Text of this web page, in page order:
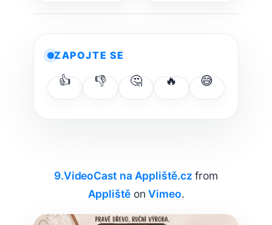
ZAPOJTE SE
👍 👎 🤔 🔥 😅
9.VideoCast na Appliště.cz from
Appliště onVimeo.